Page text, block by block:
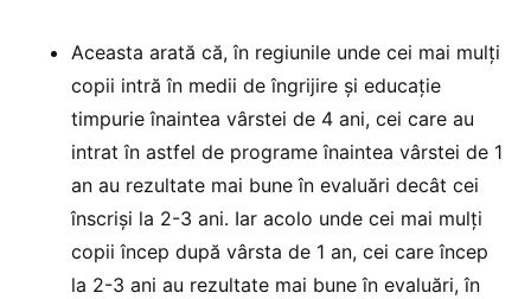
Aceasta arată că, în regiunile unde cei mai mulți
copii intră în medii de îngrijire și educație
timpurie înaintea vârstei de 4 ani, cei care au
intrat în astfel de programe înaintea vârstei de 1
an au rezultate mai bune în evaluări decât cei
înscriși la 2-3 ani. Iar acolo unde cei mai mulți
copii încep după vârsta de 1 an, cei care încep
la 2-3 ani au rezultate mai bune în evaluări, în